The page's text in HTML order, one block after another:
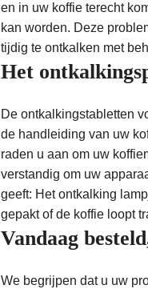
en in uw koffie terecht
kan worden. Deze
tijdig te ontkalken met
Het
De ontkalkingstabletten
de handleiding van uw
raden u aan om uw
verstandig om uw
geeft: Het ontkalking
gepakt of de koffie loopt
Vandaag
We begrijpen dat u uw